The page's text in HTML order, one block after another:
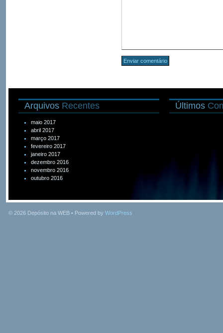
Arquivos Recentes
maio 2017
abril 2017
março 2017
fevereiro 2017
janeiro 2017
dezembro 2016
novembro 2016
outubro 2016
Últimos
© 2026 Depósito na WEB • Powered by WordPress